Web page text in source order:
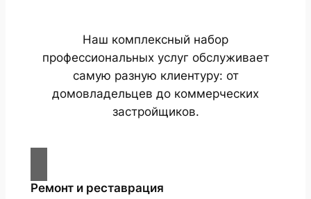
Наш комплексный набор
профессиональных услуг обслуживает
самую разную клиентуру: от
домовладельцев до коммерческих
застройщиков.
Ремонт и реставрация